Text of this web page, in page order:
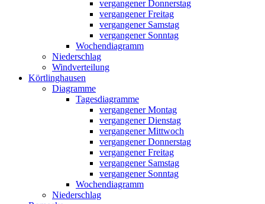
vergangener Donnerstag
vergangener Freitag
vergangener Samstag
vergangener Sonntag
Wochendiagramm
Niederschlag
Windverteilung
Körtlinghausen
Diagramme
Tagesdiagramme
vergangener Montag
vergangener Dienstag
vergangener Mittwoch
vergangener Donnerstag
vergangener Freitag
vergangener Samstag
vergangener Sonntag
Wochendiagramm
Niederschlag